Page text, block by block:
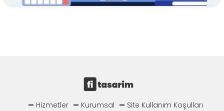
Hizmetler Kurumsal Site Kullanım Koşulları